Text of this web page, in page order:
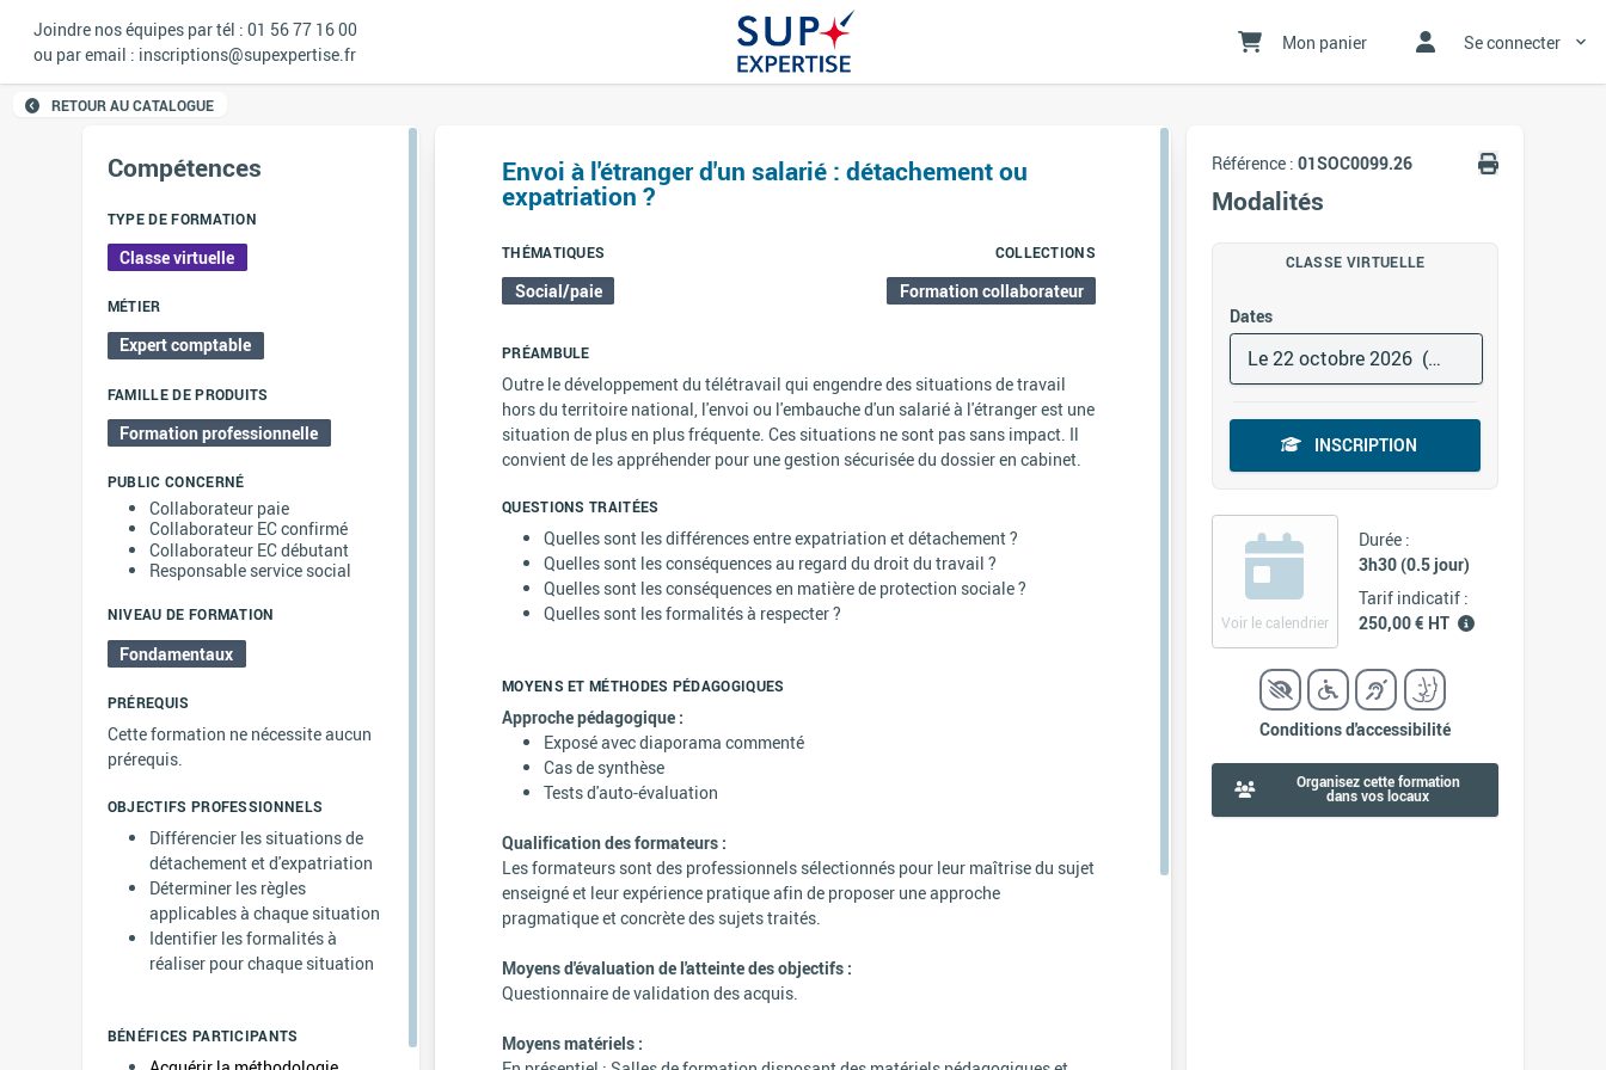
Joindre nos équipes par tél : 01 56 77 16 00
ou par email : inscriptions@supexpertise.fr
Mon panier Se connecter
RETOUR AU CATALOGUE
Compétences
TYPE DE FORMATION
Classe virtuelle
MÉTIER
Expert comptable
FAMILLE DE PRODUITS
Formation professionnelle
PUBLIC CONCERNÉ
Collaborateur paie
Collaborateur EC confirmé
Collaborateur EC débutant
Responsable service social
NIVEAU DE FORMATION
Fondamentaux
PRÉREQUIS
Cette formation ne nécessite aucun
prérequis.
OBJECTIFS PROFESSIONNELS
Différencier les situations de
détachement et d'expatriation
Déterminer les règles
applicables à chaque situation
Identifier les formalités à
réaliser pour chaque situation
BÉNÉFICES PARTICIPANTS
Envoi à l'étranger d'un salarié : détachement ou
expatriation ?
THÉMATIQUES
Social/paie
COLLECTIONS
Formation collaborateur
PRÉAMBULE
Outre le développement du télétravail qui engendre des situations de travail
hors du territoire national, l'envoi ou l'embauche d'un salarié à l'étranger est une
situation de plus en plus fréquente. Ces situations ne sont pas sans impact. Il
convient de les appréhender pour une gestion sécurisée du dossier en cabinet.
QUESTIONS TRAITÉES
Quelles sont les différences entre expatriation et détachement ?
Quelles sont les conséquences au regard du droit du travail ?
Quelles sont les conséquences en matière de protection sociale ?
Quelles sont les formalités à respecter ?
MOYENS ET MÉTHODES PÉDAGOGIQUES
Approche pédagogique :
Exposé avec diaporama commenté
Cas de synthèse
Tests d'auto-évaluation
Qualification des formateurs :
Les formateurs sont des professionnels sélectionnés pour leur maîtrise du sujet
enseigné et leur expérience pratique afin de proposer une approche
pragmatique et concrète des sujets traités.
Moyens d'évaluation de l'atteinte des objectifs :
Questionnaire de validation des acquis.
Moyens matériels :
Référence : 01SOC0099.26
Modalités
CLASSE VIRTUELLE
Dates
Le 22 octobre 2026 (matin)
INSCRIPTION
Voir le calendrier
Durée :
3h30 (0.5 jour)
Tarif indicatif :
250,00 € HT
Conditions d'accessibilité
Organisez cette formation
dans vos locaux